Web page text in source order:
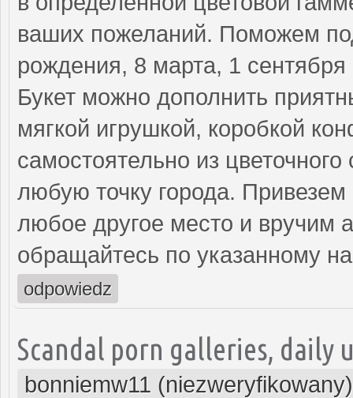
ваших пожеланий. Поможем
рождения, 8 марта, 1
Букет можно дополнить
мягкой игрушкой, коробкой
самостоятельно из
любую точку города.
любое другое место и вручим
обращайтесь по указанному
odpowiedz
Scandal porn galleries, daily
bonniemw11 (niezweryfikowany)